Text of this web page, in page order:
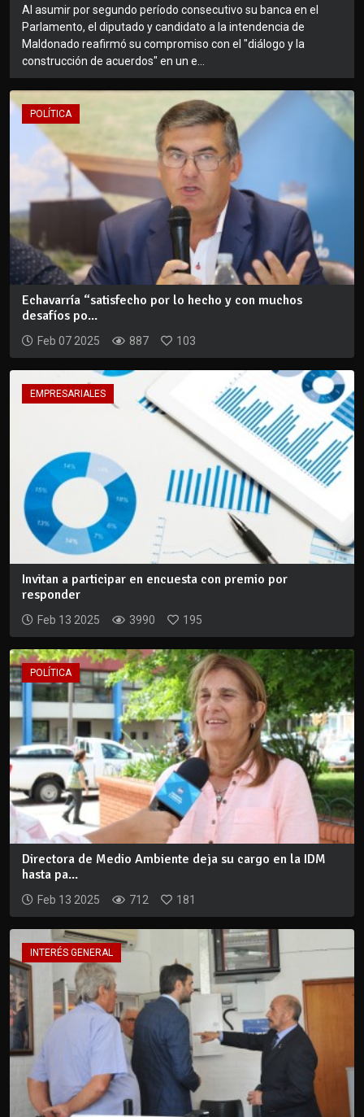
Al asumir por segundo período consecutivo su banca en el
Parlamento, el diputado y candidato a la intendencia de
Maldonado reafirmó su compromiso con el "diálogo y la
construcción de acuerdos" en un e...
POLÍTICA
Echavarría “satisfecho por lo hecho y con muchos
desafíos po...
Feb 07 2025 887 103
EMPRESARIALES
Invitan a participar en encuesta con premio por
responder
Feb 13 2025 3990 195
POLÍTICA
Directora de Medio Ambiente deja su cargo en la IDM
hasta pa...
Feb 13 2025 712 181
INTERÉS GENERAL